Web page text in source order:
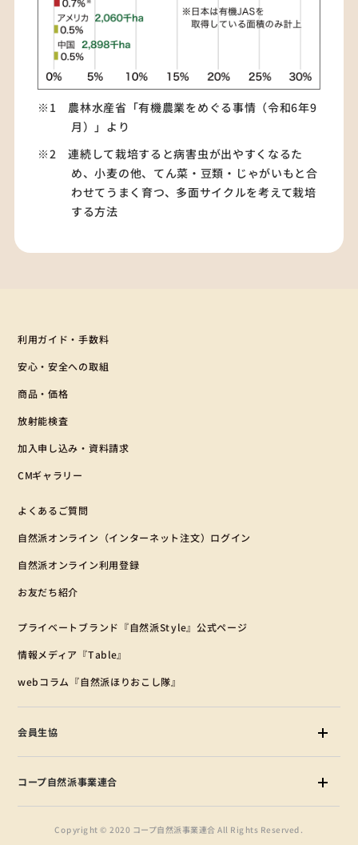
※1 農林水産省「有機農業をめぐる事情（令和6年9
月）」より
※2 連続して栽培すると病害虫が出やすくなるた
め、小麦の他、てん菜・豆類・じゃがいもと合
わせてうまく育つ、多面サイクルを考えて栽培
する方法
利用ガイド・手数料
安心・安全への取組
商品・価格
放射能検査
加入申し込み・資料請求
CMギャラリー
よくあるご質問
自然派オンライン（インターネット注文）ログイン
自然派オンライン利用登録
お友だち紹介
プライベートブランド『自然派Style』公式ページ
情報メディア『Table』
webコラム『自然派ほりおこし隊』
会員生協
コープ自然派事業連合
Copyright © 2020 コープ自然派事業連合 All Rights Reserved.